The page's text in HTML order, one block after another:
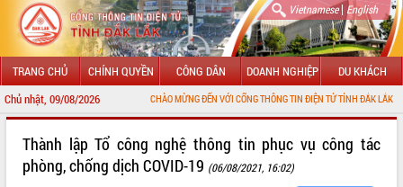
Vietnamese| English
TRANG CHỦ CHÍNH QUYỀN CÔNG DÂN DOANH NGHIỆP DU KHÁCH
Chủ nhật, 09/08/2026CHÀO MỪNG ĐẾN VỚI CỔNG THÔNG TIN ĐIỆN TỬ TỈNH ĐẮK LẮK
LÃNH ĐẠO UBND TỈNH
Thành lập Tổ công nghệ thông tin phục vụ công tác
phòng, chống dịch COVID-19 (06/08/2021, 16:02)